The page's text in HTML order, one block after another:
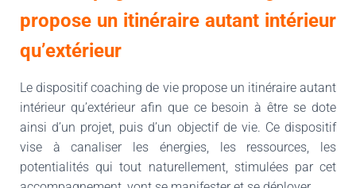
propose un itinéraire autant intérieur
qu’extérieur
Le dispositif coaching de vie propose un itinéraire autant
intérieur qu’extérieur afin que ce besoin à être se dote
ainsi d’un projet, puis d’un objectif de vie. Ce dispositif
vise à canaliser les énergies, les ressources, les
potentialités qui tout naturellement, stimulées par cet